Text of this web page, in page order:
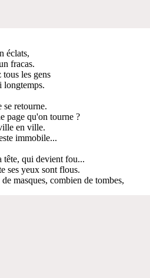
éclats,
fracas.
les gens
longtemps.
retourne.
page qu'on tourne ?
en ville.
immobile...
tête, qui devient fou...
ses yeux sont flous.
masques, combien de tombes,